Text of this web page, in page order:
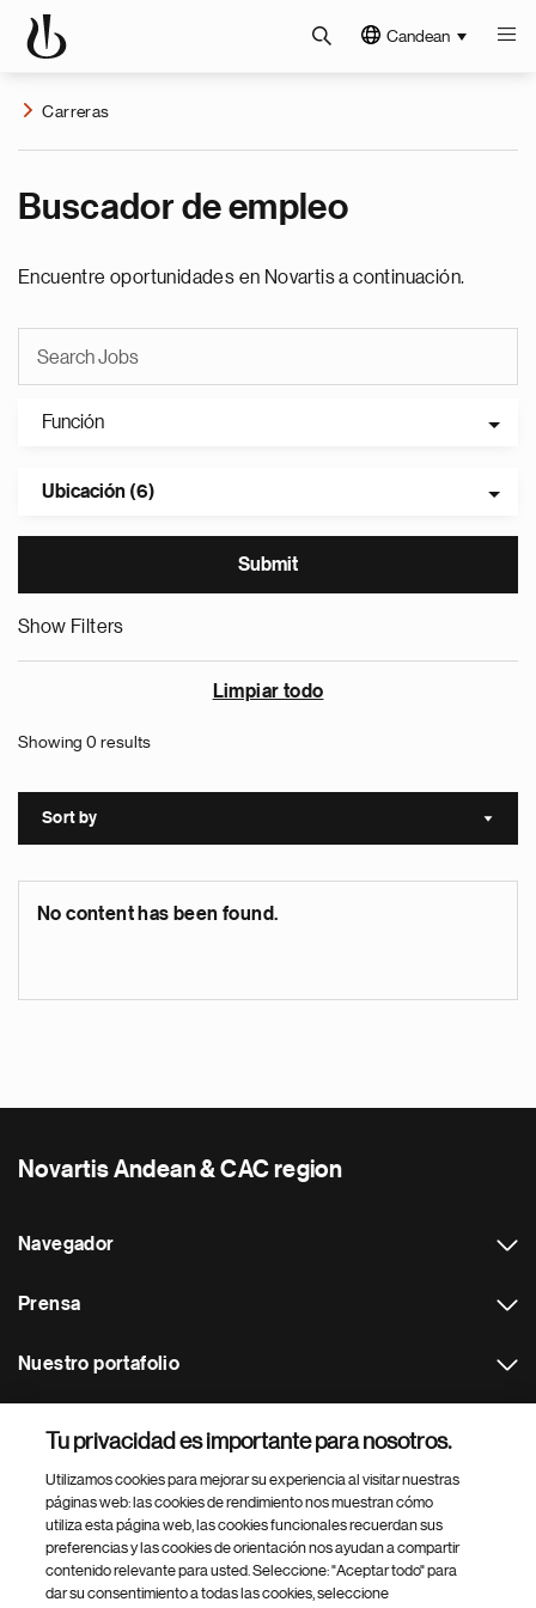
Candean
Carreras
Buscador de empleo
Encuentre oportunidades en Novartis a continuación.
Función
Ubicación (6)
Show Filters
Limpiar todo
Showing 0 results
Sort by Sort
No content has been found.
Novartis Andean & CAC region
Navegador
Prensa
Nuestro portafolio
Footer Site Search
Tu privacidad es importante para nosotros.
Utilizamos cookies para mejorar su experiencia al visitar nuestras
páginas web: las cookies de rendimiento nos muestran cómo
utiliza esta página web, las cookies funcionales recuerdan sus
preferencias y las cookies de orientación nos ayudan a compartir
contenido relevante para usted. Seleccione: "Aceptar todo" para
dar su consentimiento a todas las cookies, seleccione